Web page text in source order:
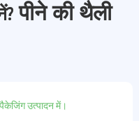
पीने की थैली